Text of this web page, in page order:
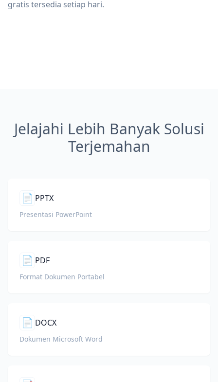
gratis tersedia setiap hari.
Jelajahi Lebih Banyak Solusi
Terjemahan
📄 PPTX
Presentasi PowerPoint
📄 PDF
Format Dokumen Portabel
📄 DOCX
Dokumen Microsoft Word